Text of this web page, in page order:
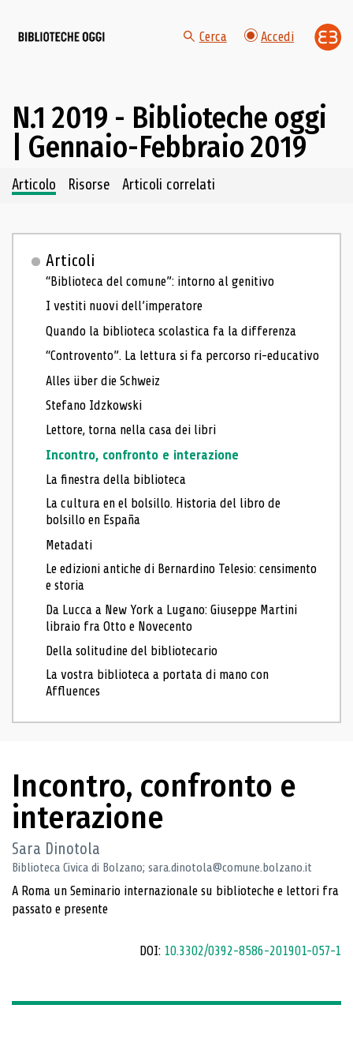
Cerca Accedi
N.1 2019 - Biblioteche oggi
| Gennaio-Febbraio 2019
Navigazione dei contenuti del fascicolo
Articolo Risorse Articoli correlati
Articoli
“Biblioteca del comune”: intorno al genitivo
I vestiti nuovi dell’imperatore
Quando la biblioteca scolastica fa la differenza
“Controvento”. La lettura si fa percorso ri-educativo
Alles über die Schweiz
Stefano Idzkowski
Lettore, torna nella casa dei libri
Incontro, confronto e interazione
La finestra della biblioteca
La cultura en el bolsillo. Historia del libro de
bolsillo en España
Metadati
Le edizioni antiche di Bernardino Telesio: censimento
e storia
Da Lucca a New York a Lugano: Giuseppe Martini
libraio fra Otto e Novecento
Della solitudine del bibliotecario
La vostra biblioteca a portata di mano con
Affluences
Incontro, confronto e
interazione
Sara Dinotola
Biblioteca Civica di Bolzano; sara.dinotola@comune.bolzano.it
A Roma un Seminario internazionale su biblioteche e lettori fra
passato e presente
DOI: 10.3302/0392-8586-201901-057-1